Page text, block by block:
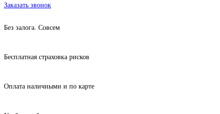
Заказать звонок
Без залога. Совсем
Бесплатная страховка рисков
Оплата наличными и по карте